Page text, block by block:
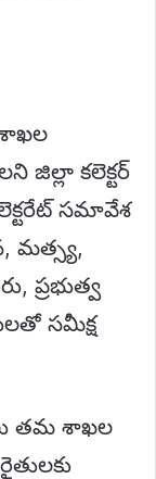
కలెక్టర్
సమావేశ
మత్స్య,
ప్రభుత్వ
సమీక్ష
తమ శాఖల